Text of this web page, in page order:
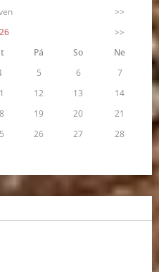
>>
>>
Pá So
Ne
5 6
7
12 13
14
19 20
21
26 27
28